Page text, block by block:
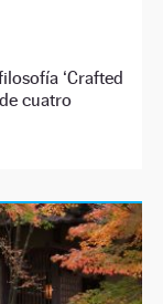
‘Crafted
cuatro